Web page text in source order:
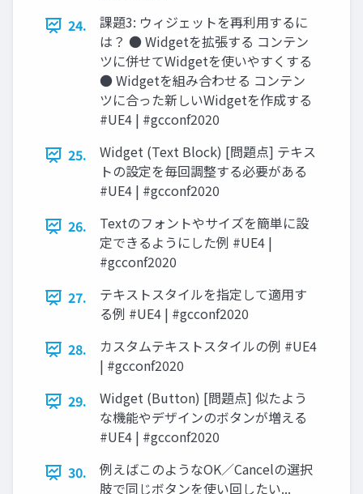
24.
課題3: ウィジェットを再利用するに
は？ ● Widgetを拡張する コンテン
ツに併せてWidgetを使いやすくする
● Widgetを組み合わせる コンテン
ツに合った新しいWidgetを作成する
#UE4 | #gcconf2020
25.
Widget (Text Block) [問題点] テキス
トの設定を毎回調整する必要がある
#UE4 | #gcconf2020
26.
Textのフォントやサイズを簡単に設
定できるようにした例 #UE4 |
#gcconf2020
27.
テキストスタイルを指定して適用す
る例 #UE4 | #gcconf2020
28.
カスタムテキストスタイルの例 #UE4
| #gcconf2020
29.
Widget (Button) [問題点] 似たよう
な機能やデザインのボタンが増える
#UE4 | #gcconf2020
30.
例えばこのようなOK／Cancelの選択
肢で同じボタンを使い回したい...